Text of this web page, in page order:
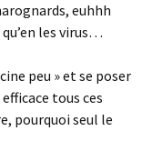
euhhh
les virus…
peu » et se poser
tous ces
pourquoi seul le